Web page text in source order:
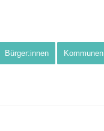
Bürger:innen Kommunen